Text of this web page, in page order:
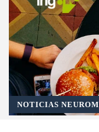
NOTICIAS